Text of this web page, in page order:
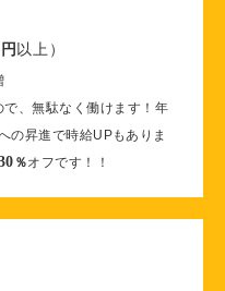
円 以上）
で、無駄なく働けます！年
の昇進で時給UPもありま
％オフです！！